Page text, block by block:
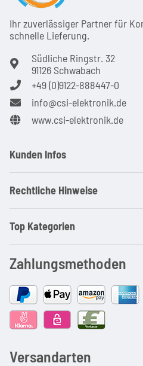
Ihr zuver­läs­siger Partner für
schnel­le Lie­ferung.
Südliche Ringstr. 32
91126 Schwabach
+49 (0)9122-888447-0
info@csi-elektronik.de
www.csi-elektronik.de
Kunden Infos
Rechtliche Hinweise
Top Kategorien
Zahlungsmethoden
Versandarten